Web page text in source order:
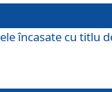
încasate cu titlu